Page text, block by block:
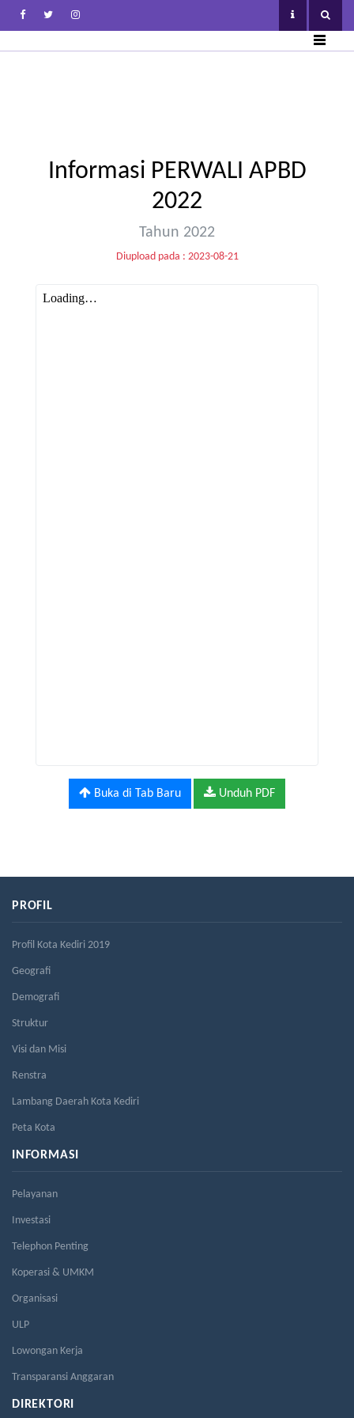
Informasi PERWALI APBD
2022
Tahun 2022
Diupload pada : 2023-08-21
Buka di Tab Baru Unduh PDF
PROFIL
Profil Kota Kediri 2019
Geografi
Demografi
Struktur
Visi dan Misi
Renstra
Lambang Daerah Kota Kediri
Peta Kota
INFORMASI
Pelayanan
Investasi
Telephon Penting
Koperasi & UMKM
Organisasi
ULP
Lowongan Kerja
Transparansi Anggaran
DIREKTORI